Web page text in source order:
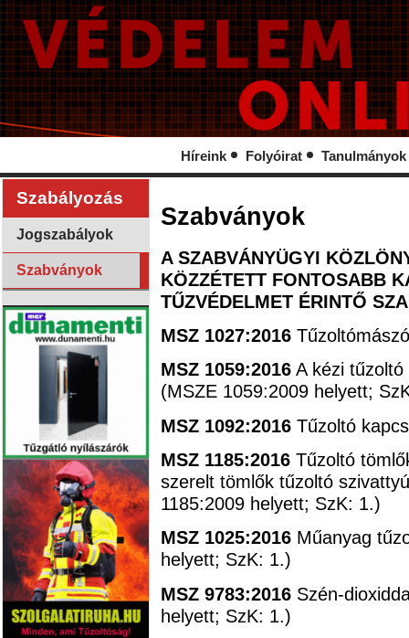
Híreink Folyóirat Tanulmányok
Szabályozás
Jogszabályok
Szabványok
Szabványok
A SZABVÁNYÜGYI
KÖZZÉTETT FONTOSABB
TŰZVÉDELMET ÉRINTŐ
MSZ 1027:2016
MSZ 1059:2016A kézi tűzoltó
(MSZE 1059:2009 helyett;
MSZ 1092:2016Tűzoltó
MSZ 1185:2016Tűzoltó
szerelt tömlők tűzoltó
1185:2009 helyett; SzK: 1.)
MSZ 1025:2016Műanyag
helyett; SzK: 1.)
MSZ 9783:2016Szén-
helyett; SzK: 1.)